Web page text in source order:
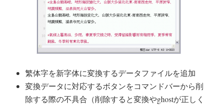
繁体字を新字体に変換するデータファイルを追加
変換データに対応するボタンをコマンドバーから削
除する際の不具合（削除すると変換やghostが正しく